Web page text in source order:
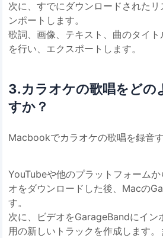
次に、すでにダウンロードされた
ンポートします。
歌詞、画像、テキスト、曲のタイ
を行い、エクスポートします。
3.カラオケの歌唱をどの
すか？
Macbookでカラオケの歌唱を録音す
YouTubeや他のプラットフォーム
オをダウンロードした後、Macの
す。
次に、ビデオをGarageBandにイン
用の新しいトラックを作成します